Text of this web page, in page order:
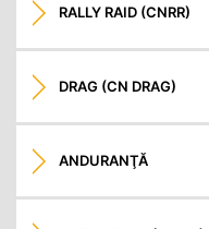
RALLY RAID (CNRR)
DRAG (CN DRAG)
ANDURANŢĂ